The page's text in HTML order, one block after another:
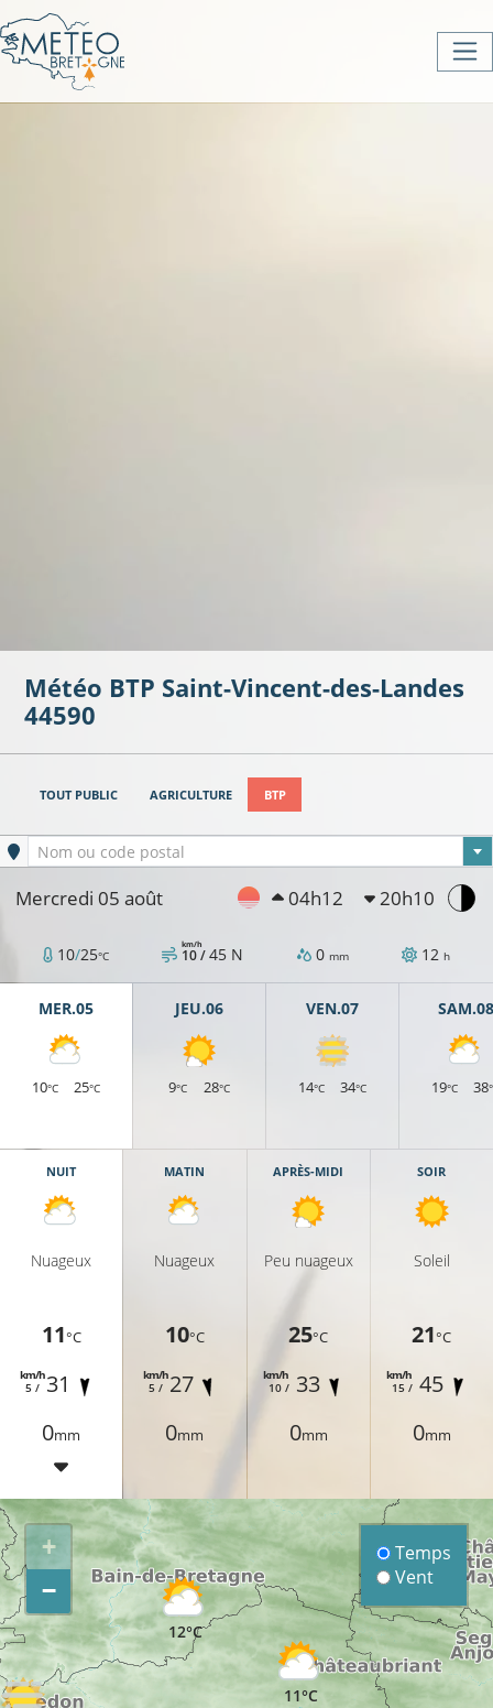
Météo BTP Saint-Vincent-des-Landes
44590
TOUT PUBLIC AGRICULTURE BTP
Ville sélectionnée
Nom ou code postal
Mercredi 05 août 04h12 20h10
10/25°C 10 /
km/h 45 N 0 mm 12 h
MER.05
10°C 25°C
JEU.06
9°C 28°C
VEN.07
14°C 34°C
SAM.08
19°C 38
NUIT
Nuageux
11°C
5 /
km/h31
0mm
MATIN
Nuageux
10°C
5 /
km/h27
0mm
APRÈS-MIDI
Peu nuageux
25°C
10 /
km/h 33
0mm
SOIR
Soleil
21°C
15 /
km/h 45
0mm
13°C
12°C
16°C
11°C
+
−
Temps
Vent